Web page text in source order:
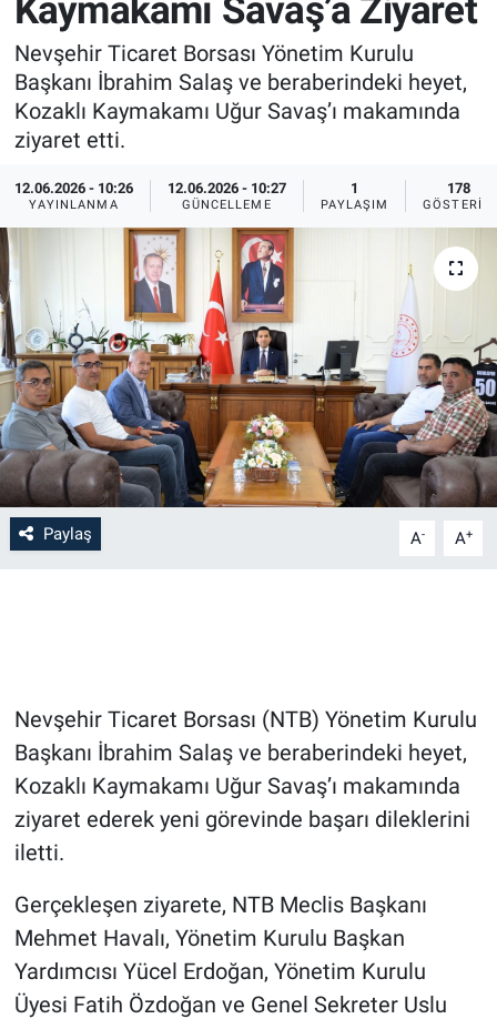
Kaymakamı Savaş’a Ziyaret
Nevşehir Ticaret Borsası Yönetim Kurulu
Başkanı İbrahim Salaş ve beraberindeki heyet,
Kozaklı Kaymakamı Uğur Savaş’ı makamında
ziyaret etti.
12.06.2026 - 10:26
YAYINLANMA
12.06.2026 - 10:27
GÜNCELLEME
1
PAYLAŞIM
178
GÖSTERIM
Paylaş A- A+
Nevşehir Ticaret Borsası (NTB) Yönetim Kurulu
Başkanı İbrahim Salaş ve beraberindeki heyet,
Kozaklı Kaymakamı Uğur Savaş’ı makamında
ziyaret ederek yeni görevinde başarı dileklerini
iletti.
Gerçekleşen ziyarete, NTB Meclis Başkanı
Mehmet Havalı, Yönetim Kurulu Başkan
Yardımcısı Yücel Erdoğan, Yönetim Kurulu
Üyesi Fatih Özdoğan ve Genel Sekreter Uslu
Sağlık
Yerel
Genel
Asayiş
İlan - Duyuru- Mesaj
Türkiye Gündemi
Sizden Gelenler
Yaşam
Eğitim
Kültür
3.Sayfa
Medya
Bilim-Tek
Kayseri
Niğde
Aksaray
Yerel
Genel
İlan - Duyuru- Mesaj
Türkiye Gündemi
Sizden Gelenler